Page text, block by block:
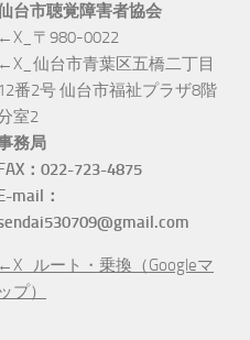
話翻訳AIアプリ 〆切9/5【仙
台市聴覚障害協会】
台市聴覚障害者協会
←X_〒980-0022
←X_仙台市青葉区五橋二丁目
12番2号 仙台市福祉プラザ8階
室2
務局
FAX：022-723-4875
E-mail：
←X_ルート・乗換（Googleマ
ップ）